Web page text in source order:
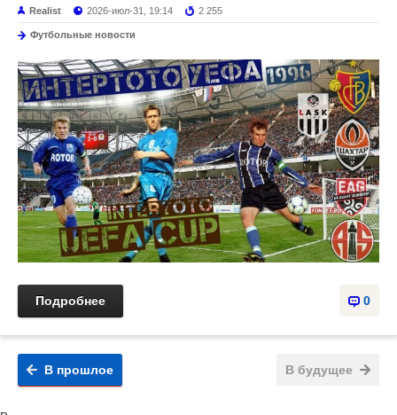
Realist 2026-июл-31, 19:14 2 255
Футбольные новости
0
Подробнее
В будущее
В прошлое